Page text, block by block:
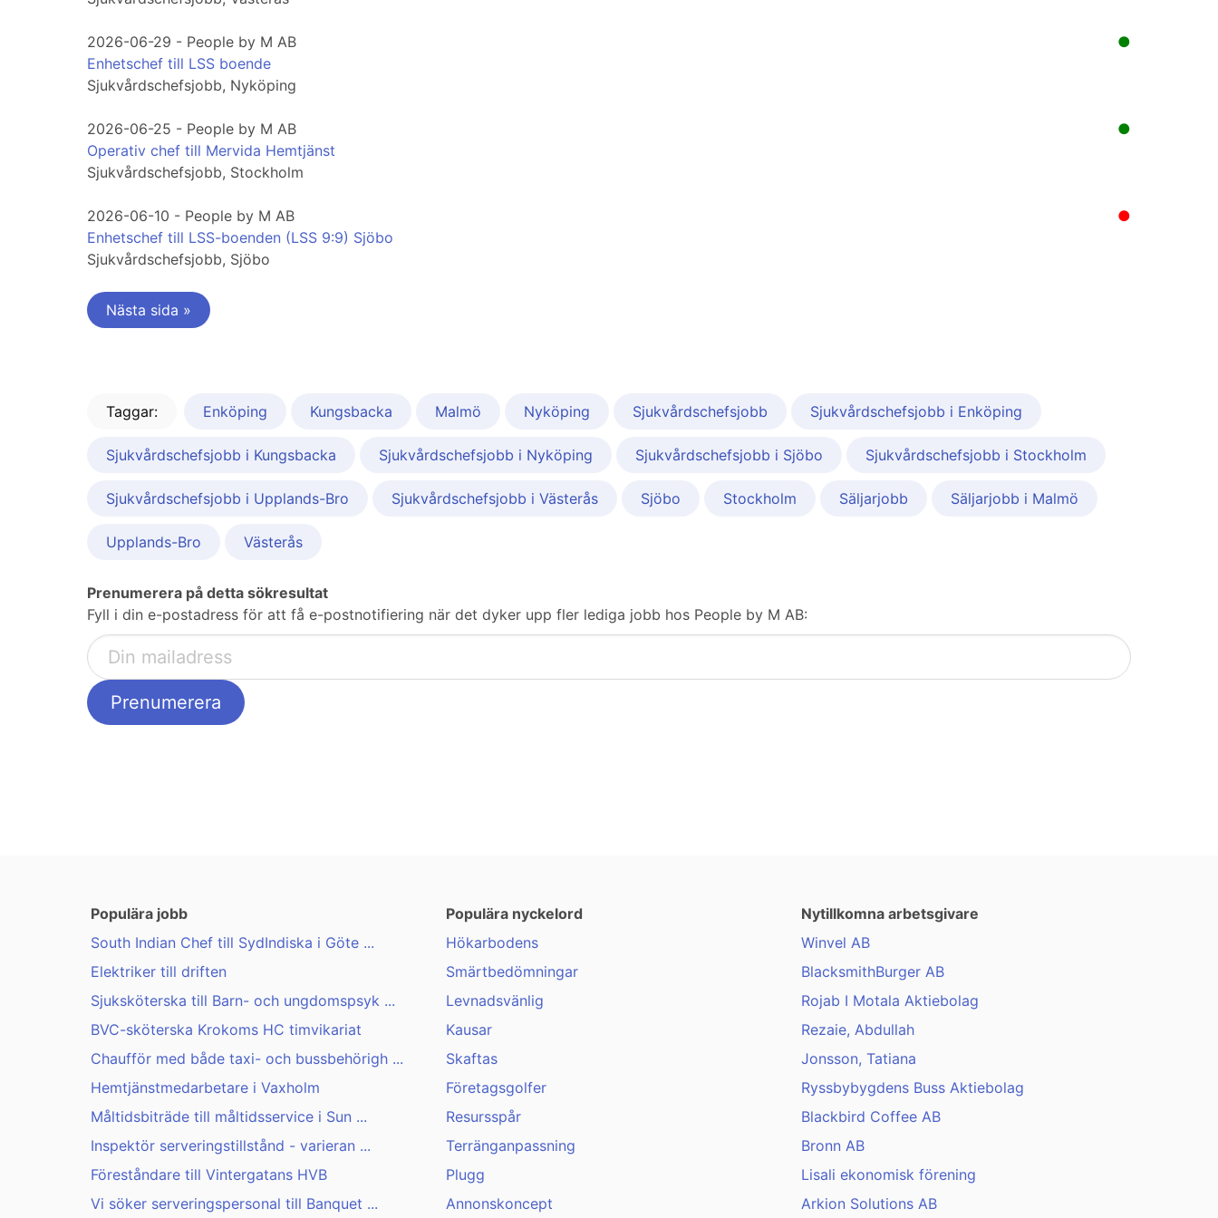
●
2026-06-29 - People by M AB
Enhetschef till LSS boende
Sjukvårdschefsjobb, Nyköping
●
2026-06-25 - People by M AB
Operativ chef till Mervida Hemtjänst
Sjukvårdschefsjobb, Stockholm
●
2026-06-10 - People by M AB
Enhetschef till LSS-boenden (LSS 9:9) Sjöbo
Sjukvårdschefsjobb, Sjöbo
Nästa sida »
Taggar: Enköping Kungsbacka Malmö Nyköping Sjukvårdschefsjobb Sjukvårdschefsjobb i Enköping
Sjukvårdschefsjobb i Kungsbacka Sjukvårdschefsjobb i Nyköping Sjukvårdschefsjobb i Sjöbo Sjukvårdschefsjobb i Stockholm
Sjukvårdschefsjobb i Upplands-Bro Sjukvårdschefsjobb i Västerås Sjöbo Stockholm Säljarjobb Säljarjobb i Malmö
Upplands-Bro Västerås
Prenumerera på detta sökresultat
Fyll i din e-postadress för att få e-postnotifiering när det dyker upp fler lediga jobb hos People by M AB:
Populära jobb
South Indian Chef till SydIndiska i Göte ...
Elektriker till driften
Sjuksköterska till Barn- och ungdomspsyk ...
BVC-sköterska Krokoms HC timvikariat
Chaufför med både taxi- och bussbehörigh ...
Hemtjänstmedarbetare i Vaxholm
Måltidsbiträde till måltidsservice i Sun ...
Inspektör serveringstillstånd - varieran ...
Föreståndare till Vintergatans HVB
Vi söker serveringspersonal till Banquet ...
Populära nyckelord
Hökarbodens
Smärtbedömningar
Levnadsvänlig
Kausar
Skaftas
Företagsgolfer
Resursspår
Terränganpassning
Plugg
Annonskoncept
Nytillkomna arbetsgivare
Winvel AB
BlacksmithBurger AB
Rojab I Motala Aktiebolag
Rezaie, Abdullah
Jonsson, Tatiana
Ryssbybygdens Buss Aktiebolag
Blackbird Coffee AB
Bronn AB
Lisali ekonomisk förening
Arkion Solutions AB